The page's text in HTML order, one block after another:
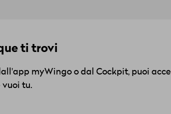
ti trovi
myWingo o dal Cockpit, puoi
vuoi tu.